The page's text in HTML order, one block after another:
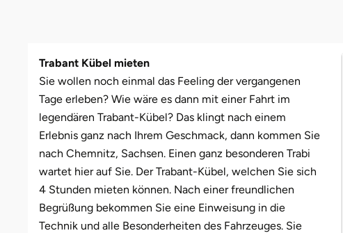
Trabant Kübel mieten
Sie wollen noch einmal das Feeling der vergangenen
Tage erleben? Wie wäre es dann mit einer Fahrt im
legendären Trabant-Kübel? Das klingt nach einem
Erlebnis ganz nach Ihrem Geschmack, dann kommen Sie
nach Chemnitz, Sachsen. Einen ganz besonderen Trabi
wartet hier auf Sie. Der Trabant-Kübel, welchen Sie sich
4 Stunden mieten können. Nach einer freundlichen
Begrüßung bekommen Sie eine Einweisung in die
Technik und alle Besonderheiten des Fahrzeuges. Sie
Zwickau
Braunschweig
Bremen
Bruchköbel
Bruchsal
Meißen
Mengen
Münster
Nürnberg
Querfurt
Römhild
Sangerhausen
Sonneberg
Zwickau